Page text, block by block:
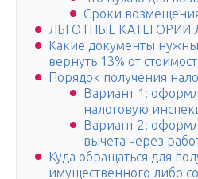
Сроки
ЛЬГОТНЫЕ КАТЕГОРИИ
Какие документы нужны
вернуть 13% от
Порядок получения
Вариант 1:
налоговую
Вариант 2:
вычета через
Куда обращаться для
имущественного либо